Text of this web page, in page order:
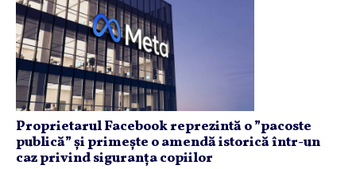
Proprietarul Facebook reprezintă o ”pacoste
publică” și primește o amendă istorică într-un
caz privind siguranța copiilor